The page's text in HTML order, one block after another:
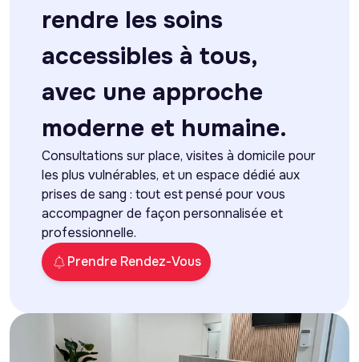
rendre les soins
accessibles à tous,
avec une approche
moderne et humaine.
Consultations sur place, visites à domicile pour
les plus vulnérables, et un espace dédié aux
prises de sang : tout est pensé pour vous
accompagner de façon personnalisée et
professionnelle.
Prendre Rendez-Vous